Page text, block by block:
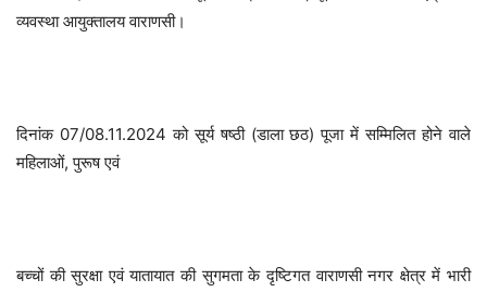
व्यवस्था आयुक्तालय वाराणसी।
दिनांक 07/08.11.2024 को सूर्य षष्ठी (डाला छठ) पूजा में सम्मिलित होने वाले
महिलाओं, पुरूष एवं
बच्चों की सुरक्षा एवं यातायात की सुगमता के दृष्टिगत वाराणसी नगर क्षेत्र में भारी